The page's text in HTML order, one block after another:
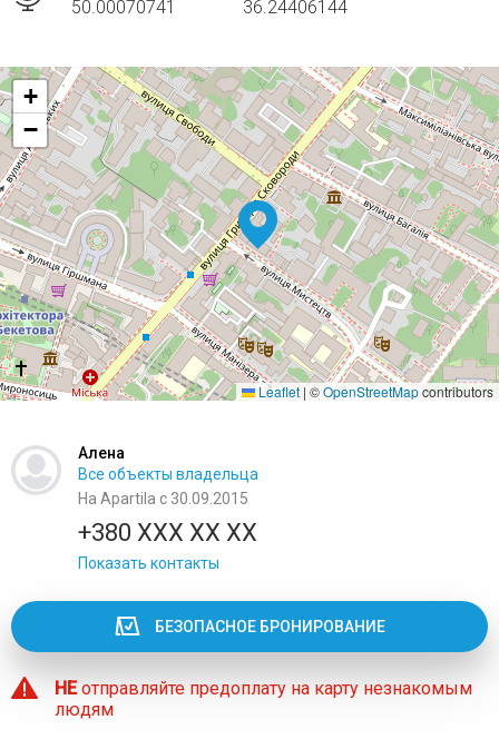
50.00070741
36.24406144
+
−
Leaflet | ©OpenStreetMapcontributors
Алена
Все объекты владельца
На Apartila с 30.09.2015
+380 XXX XX XX
Показать контакты
БЕЗОПАСНОЕ БРОНИРОВАНИЕ
НЕотправляйте предоплату на карту незнакомым
людям